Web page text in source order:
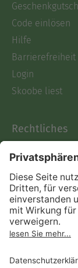
Code einlösen
Hilfe
Barrierefreiheit
Login
Skoobe liest
Rechtliches
AGB
Informationen
Act
Verträge hier
Impressum